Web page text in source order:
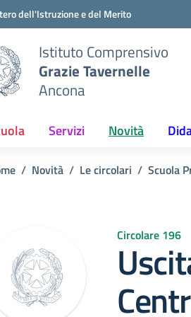
dell'Istruzione e del Merito
Istituto Comprensivo
Grazie Tavernelle
Ancona
Servizi Novità
Novità Le circolari Scuola
Circolare 196